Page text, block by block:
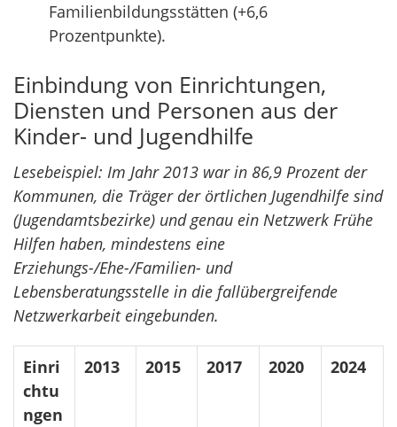
Familienbildungsstätten (+6,6
Prozentpunkte).
Einbindung von Einrichtungen,
Diensten und Personen aus der
Kinder- und Jugendhilfe
Lesebeispiel: Im Jahr 2013 war in 86,9 Prozent der
Kommunen, die Träger der örtlichen Jugendhilfe sind
(Jugendamtsbezirke) und genau ein Netzwerk Frühe
Hilfen haben, mindestens eine
Erziehungs-/Ehe-/Familien- und
Lebensberatungsstelle in die fallübergreifende
Netzwerkarbeit eingebunden.
Einri
chtu
ngen
2013 2015 2017 2020 2024